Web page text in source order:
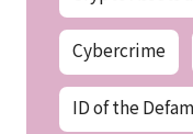
Cybercrime
ID of the